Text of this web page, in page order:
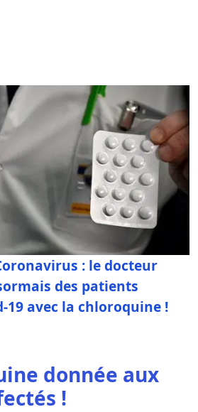
: le docteur
des patients
avec la chloroquine !
donnée aux
!